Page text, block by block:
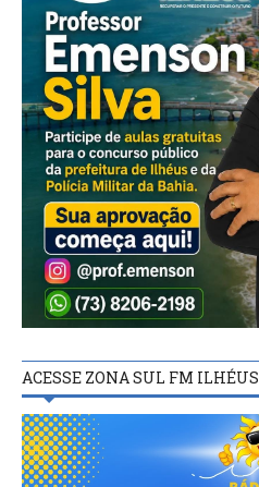
ACESSE ZONA SUL FM ILHÉUS